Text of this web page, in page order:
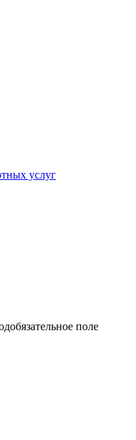
услуг
обязательное поле